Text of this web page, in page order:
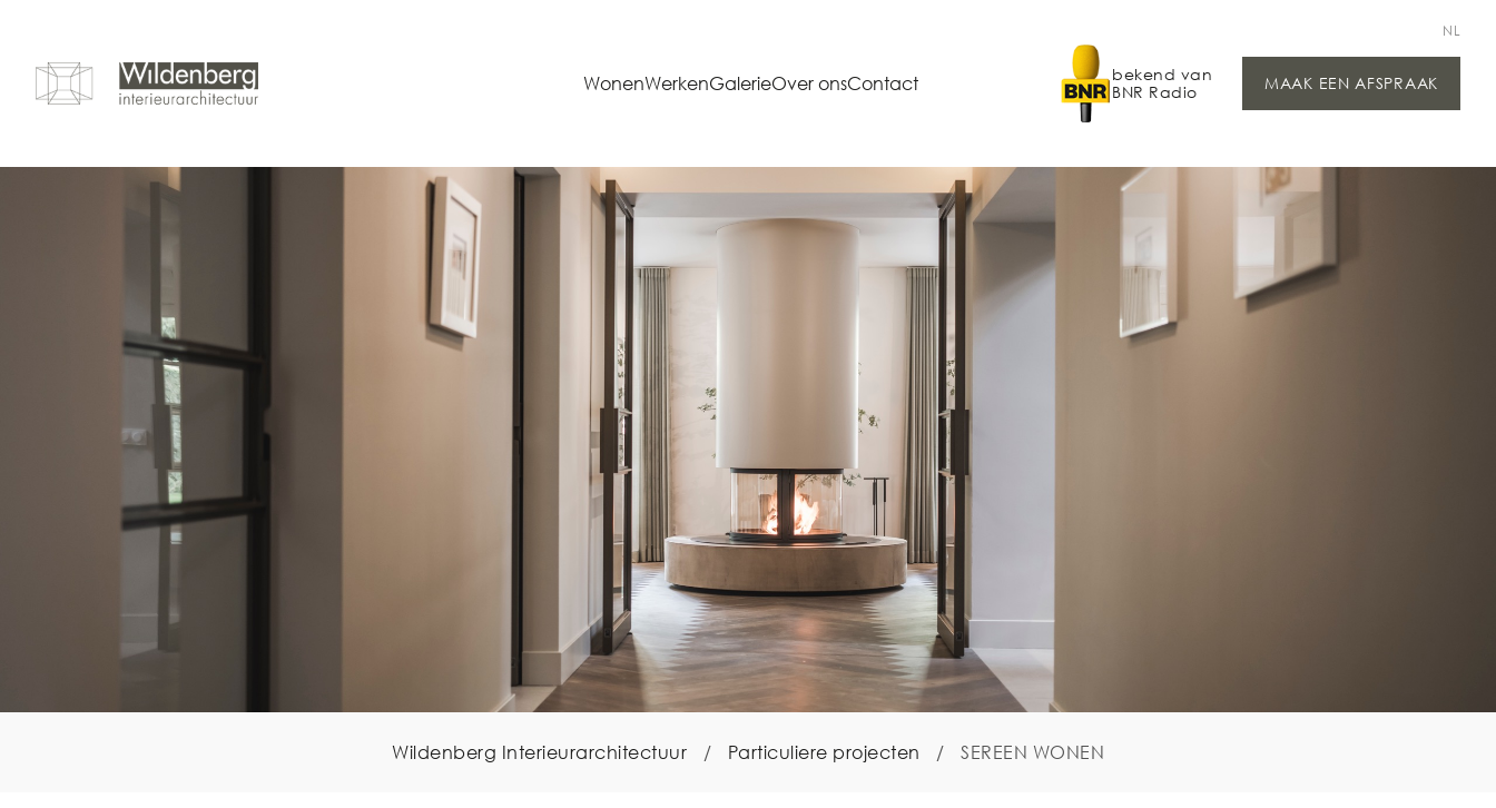
WonenWerkenGalerieOver onsContact
bekend van
BNR Radio
NL
MAAK EEN AFSPRAAK
Wildenberg Interieurarchitectuur / Particuliere projecten / SEREEN WONEN